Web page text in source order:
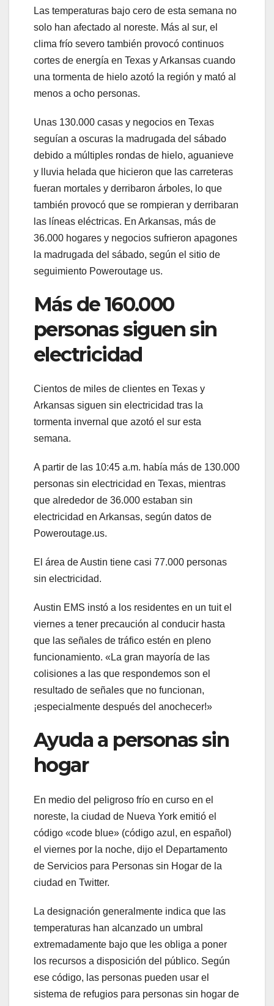
Las temperaturas bajo cero de esta semana no
solo han afectado al noreste. Más al sur, el
clima frío severo también provocó continuos
cortes de energía en Texas y Arkansas cuando
una tormenta de hielo azotó la región y mató al
menos a ocho personas.
Unas 130.000 casas y negocios en Texas
seguían a oscuras la madrugada del sábado
debido a múltiples rondas de hielo, aguanieve
y lluvia helada que hicieron que las carreteras
fueran mortales y derribaron árboles, lo que
también provocó que se rompieran y derribaran
las líneas eléctricas. En Arkansas, más de
36.000 hogares y negocios sufrieron apagones
la madrugada del sábado, según el sitio de
seguimiento Poweroutage us.
Más de 160.000
personas siguen sin
electricidad
Cientos de miles de clientes en Texas y
Arkansas siguen sin electricidad tras la
tormenta invernal que azotó el sur esta
semana.
A partir de las 10:45 a.m. había más de 130.000
personas sin electricidad en Texas, mientras
que alrededor de 36.000 estaban sin
electricidad en Arkansas, según datos de
Poweroutage.us.
El área de Austin tiene casi 77.000 personas
sin electricidad.
Austin EMS instó a los residentes en un tuit el
viernes a tener precaución al conducir hasta
que las señales de tráfico estén en pleno
funcionamiento. «La gran mayoría de las
colisiones a las que respondemos son el
resultado de señales que no funcionan,
¡especialmente después del anochecer!»
Ayuda a personas sin
hogar
En medio del peligroso frío en curso en el
noreste, la ciudad de Nueva York emitió el
código «code blue» (código azul, en español)
el viernes por la noche, dijo el Departamento
de Servicios para Personas sin Hogar de la
ciudad en Twitter.
La designación generalmente indica que las
temperaturas han alcanzado un umbral
extremadamente bajo que les obliga a poner
los recursos a disposición del público. Según
ese código, las personas pueden usar el
sistema de refugios para personas sin hogar de